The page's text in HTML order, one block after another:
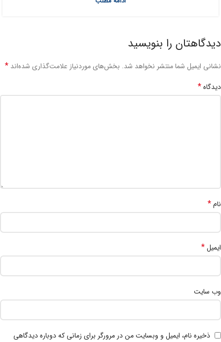
دیدگاهتان را بنویسید
نشانی ایمیل شما منتشر نخواهد شد. بخش‌های موردنیاز علامت‌گذاری شده‌اند *
دیدگاه*
نام*
ایمیل*
وب‌ سایت
ذخیره نام، ایمیل و وبسایت من در مرورگر برای زمانی که دوباره دیدگاهی